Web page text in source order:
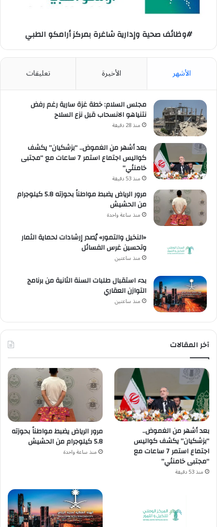
#وظائف صحية وإدارية شاغرة بمركز أرامكو الطبي
الأشهر الأخيرة تعليقات
مجلس السلام: خطة غزة سارية رغم رفض
نتنياهو الانسحاب قبل نزع السلاح
منذ 28 دقيقة
بعد أشهر من الغموض.. “بزشكيان” يكشف
كواليس اجتماع استمر 7 ساعات مع “مجتبى
خامنئي”
منذ 53 دقيقة
مرور الرياض يضبط مواطناً بحوزته 5.8 كيلوجرام
من الحشيش
منذ ساعة واحدة
«النخيل والتمور» يُصدر إرشادات لحماية الثمار
وتحسين غرس الفسائل
منذ ساعتين
بدء استقبال طلبات السنة الثانية من برنامج
التوازن العقاري
منذ ساعتين
آخر المقالات
بعد أشهر من الغموض..
“بزشكيان” يكشف كواليس
اجتماع استمر 7 ساعات مع
“مجتبى خامنئي”
منذ 53 دقيقة
مرور الرياض يضبط مواطناً بحوزته
5.8 كيلوجرام من الحشيش
منذ ساعة واحدة